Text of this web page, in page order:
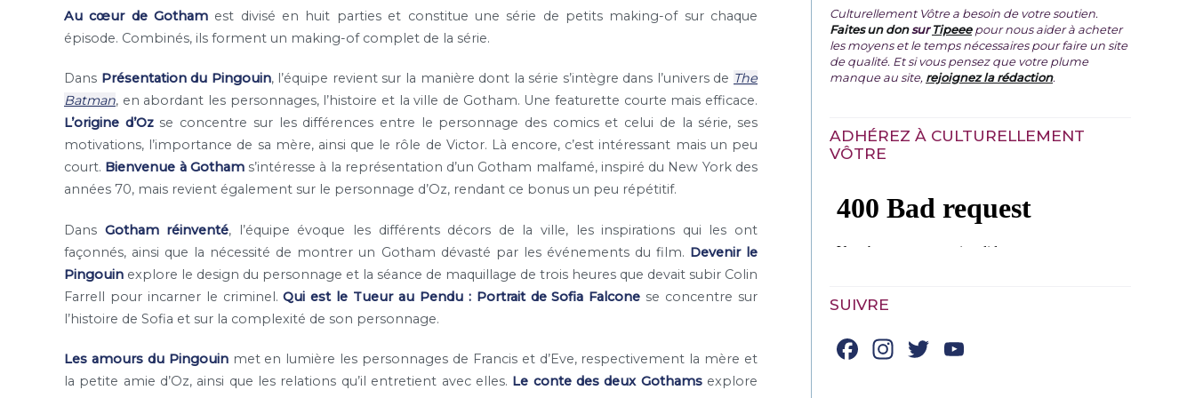
Au cœur de Gotham est divisé en huit parties et constitue une série de petits making-of sur chaque
épisode. Combinés, ils forment un making-of complet de la série.
Dans Présentation du Pingouin, l’équipe revient sur la manière dont la série s’intègre dans l’univers de The
Batman, en abordant les personnages, l’histoire et la ville de Gotham. Une featurette courte mais efficace.
L’origine d’Ozse concentre sur les différences entre le personnage des comics et celui de la série, ses
motivations, l’importance de sa mère, ainsi que le rôle de Victor. Là encore, c’est intéressant mais un peu
court. Bienvenue à Gothams’intéresse à la représentation d’un Gotham malfamé, inspiré du New York des
années 70, mais revient également sur le personnage d’Oz, rendant ce bonus un peu répétitif.
Dans Gotham réinventé, l’équipe évoque les différents décors de la ville, les inspirations qui les ont
façonnés, ainsi que la nécessité de montrer un Gotham dévasté par les événements du film. Devenir le
Pingouin explore le design du personnage et la séance de maquillage de trois heures que devait subir Colin
Farrell pour incarner le criminel.Qui est le Tueur au Pendu : Portrait de Sofia Falcone se concentre sur
l’histoire de Sofia et sur la complexité de son personnage.
Les amours du Pingouinmet en lumière les personnages de Francis et d’Eve, respectivement la mère et
la petite amie d’Oz, ainsi que les relations qu’il entretient avec elles. Le conte des deux Gothamsexplore
Culturellement Vôtre a besoin de votre soutien.
Faites un donsurTipeeepour nous aider à acheter
les moyens et le temps nécessaires pour faire un site
de qualité. Et si vous pensez que votre plume
manque au site, rejoignez la rédaction.
ADHÉREZ À CULTURELLEMENT
VÔTRE
SUIVRE
Facebook
Instagram
Twitter